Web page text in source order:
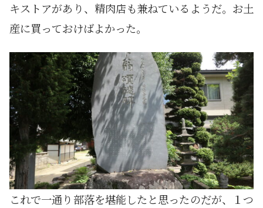
キストアがあり、精肉店も兼ねているようだ。お土
産に買っておけばよかった。
これで一通り部落を堪能したと思ったのだが、１つ